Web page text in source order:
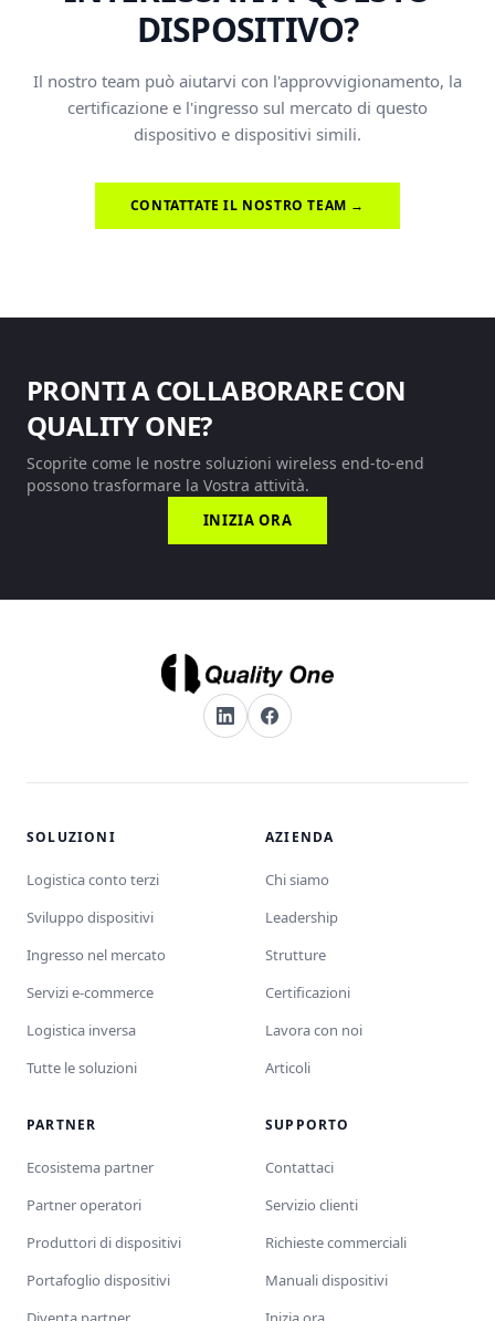
DISPOSITIVO?
Il nostro team può aiutarvi con l'approvvigionamento, la
certificazione e l'ingresso sul mercato di questo
dispositivo e dispositivi simili.
CONTATTATE IL NOSTRO TEAM →
PRONTI A COLLABORARE CON
QUALITY ONE?
Scoprite come le nostre soluzioni wireless end-to-end
possono trasformare la Vostra attività.
INIZIA ORA
SOLUZIONI
Logistica conto terzi
Sviluppo dispositivi
Ingresso nel mercato
Servizi e-commerce
Logistica inversa
Tutte le soluzioni
AZIENDA
Chi siamo
Leadership
Strutture
Certificazioni
Lavora con noi
Articoli
PARTNER
Ecosistema partner
Partner operatori
Produttori di dispositivi
Portafoglio dispositivi
SUPPORTO
Contattaci
Servizio clienti
Richieste commerciali
Manuali dispositivi